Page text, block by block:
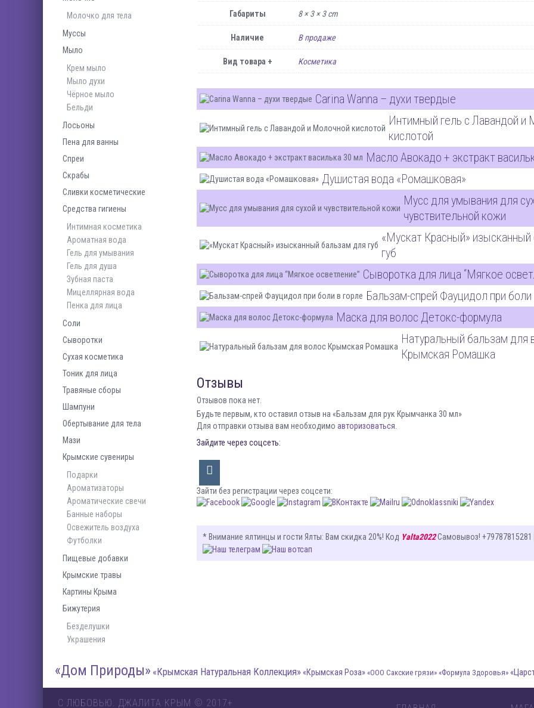
Габариты 8 × 3 × 3 cm
Наличие В продаже
Вид товара + Косметика
Carina Wanna – духи твердые
Интимный гель с Лавандой и
кислотой
Масло Авокадо + экстракт
Душистая вода «Ромашковая»
Мусс для умывания для
чувствительной кожи
«Мускат Красный»
губ
Сыворотка для лица “Мягкое
Бальзам-спрей Фауцидол при боли
Маска для волос Детокс-формула
Натуральный бальзам для
Крымская Ромашка
Отзывы
Отзывов пока нет.
Будьте первым, кто оставил отзыв на «Бальзам для рук Крымчанка 30 мл»
Для отправки отзыва вам необходимо авторизоваться
Зайдите через соцсеть:
Зайти без регистрации через соцсети:
* Внимание ялтинцы и гости Ялты: Вам скидка 20%! Код Yalta2022Самовывоз! +79787815281
Молочко для тела
Муссы
Мыло
Крем мыло
Мыло духи
Чёрное мыло
Бельди
Лосьоны
Пена для ванны
Спреи
Скрабы
Сливки косметические
Средства гигиены
Интимная косметика
Ароматная вода
Гель для умывания
Гель для душа
Зубная паста
Мицеллярная вода
Пенка для лица
Соли
Сыворотки
Сухая косметика
Тоник для лица
Травяные сборы
Шампуни
Обертывание для тела
Мази
Крымские сувениры
Подарки
Ароматизаторы
Ароматические свечи
Банные наборы
Освежитель воздуха
Футболки
Пищевые добавки
Крымские травы
Картины Крыма
Бижутерия
Безделушки
Украшения
«Дом Природы» «Крымская Натуральная Коллекция» «Крымская Роза» «ООО Сакские грязи» «Формула Здоровья»
С ЛЮБОВЬЮ. ДЖАЛИТА КРЫМ © 2017+